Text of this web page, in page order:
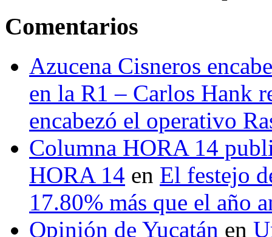
Comentarios
Azucena Cisneros
en la R1 – Carlos Hank
encabezó el operativo
Columna HORA 14
HORA 14 en El festejo
17.80% más que el año
Opinión de Yucatán en